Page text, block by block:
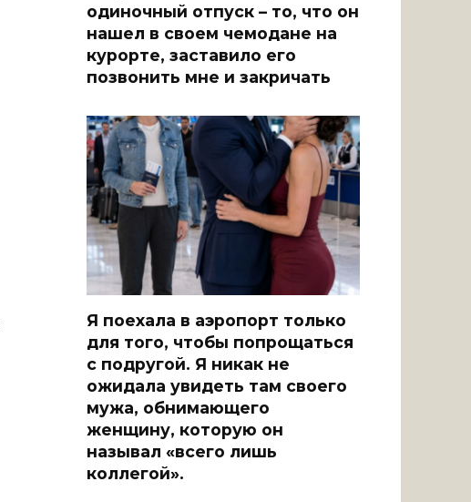
одиночный отпуск – то, что он
нашел в своем чемодане на
курорте, заставило его
позвонить мне и закричать
Я поехала в аэропорт только
для того, чтобы попрощаться
с подругой. Я никак не
ожидала увидеть там своего
мужа, обнимающего
женщину, которую он
называл «всего лишь
коллегой».